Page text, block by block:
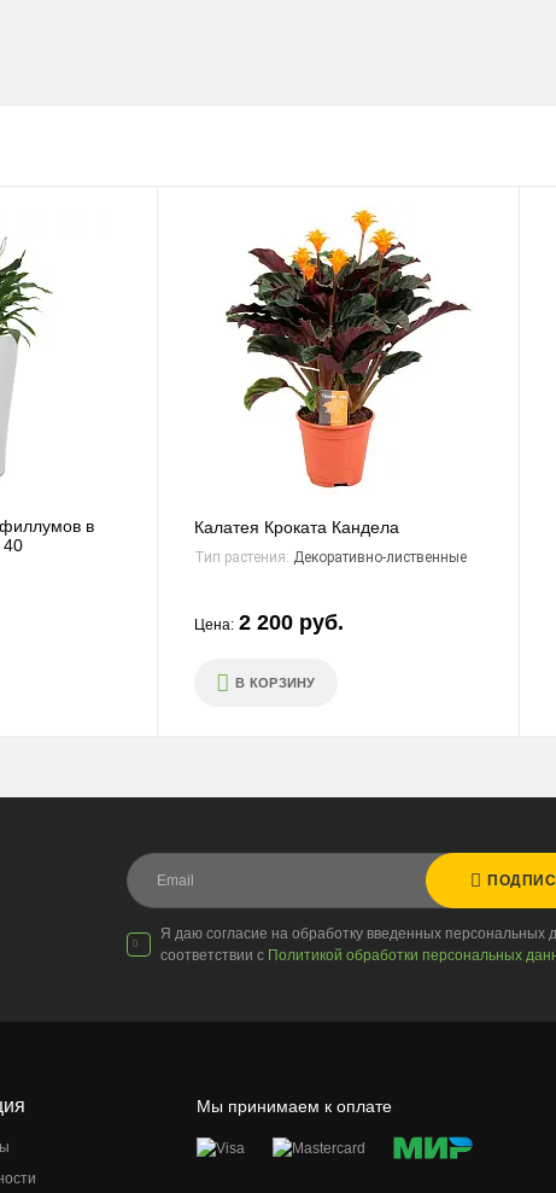
в
40
Калатея Кроката Кандела
Тип растения: Декоративно-лиственные
Цена: 2 200 руб.
В КОРЗИНУ
Я даю согласие на обработку введенных персональных
соответствии с Политикой обработки персональных
Мы принимаем к оплате